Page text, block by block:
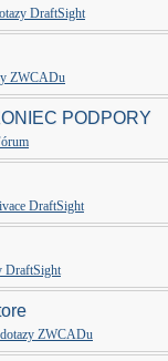
DraftSight
ZWCADu
PODPORY
DraftSight
DraftSight
ZWCADu